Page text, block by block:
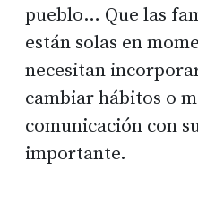
pueblo… Que las
están solas en
necesitan
cambiar hábitos o
comunicación con
importante.